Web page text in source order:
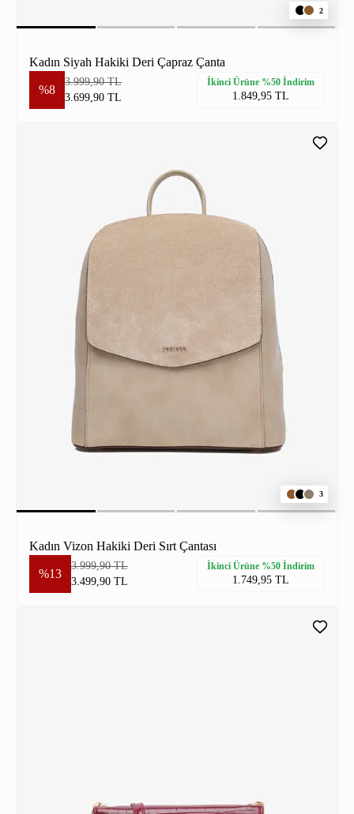
2
Kadın Siyah Hakiki Deri Çapraz Çanta
%8
3.999,90 TL
3.699,90 TL
İkinci Ürüne %50 İndirim
1.849,95 TL
3
Kadın Vizon Hakiki Deri Sırt Çantası
%13
3.999,90 TL
3.499,90 TL
İkinci Ürüne %50 İndirim
1.749,95 TL